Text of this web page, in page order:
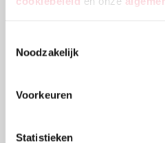
Noodzakelijk
Voorkeuren
Statistieken
is dat onze handen een duim